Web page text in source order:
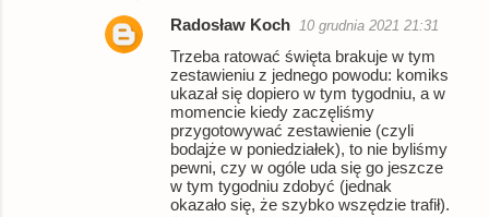
Radosław Koch 10 grudnia 2021 21:31
Trzeba ratować święta brakuje w tym
zestawieniu z jednego powodu: komiks
ukazał się dopiero w tym tygodniu, a w
momencie kiedy zaczęliśmy
przygotowywać zestawienie (czyli
bodajże w poniedziałek), to nie byliśmy
pewni, czy w ogóle uda się go jeszcze
w tym tygodniu zdobyć (jednak
okazało się, że szybko wszędzie trafił).